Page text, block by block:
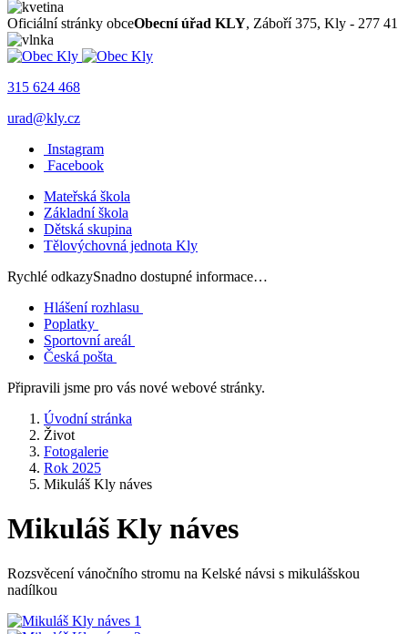
Oficiální stránky obceObecní úřad KLY, Záboří 375, Kly - 277 41
315 624 468
urad@kly.cz
Instagram
Facebook
Mateřská škola
Základní škola
Dětská skupina
Tělovýchovná jednota Kly
Rychlé odkazySnadno dostupné informace…
Hlášení rozhlasu
Poplatky
Sportovní areál
Česká pošta
Připravili jsme pro vás nové webové stránky.
Úvodní stránka
Život
Fotogalerie
Rok 2025
Mikuláš Kly náves
Mikuláš Kly náves
Rozsvěcení vánočního stromu na Kelské návsi s mikulášskou
nadílkou